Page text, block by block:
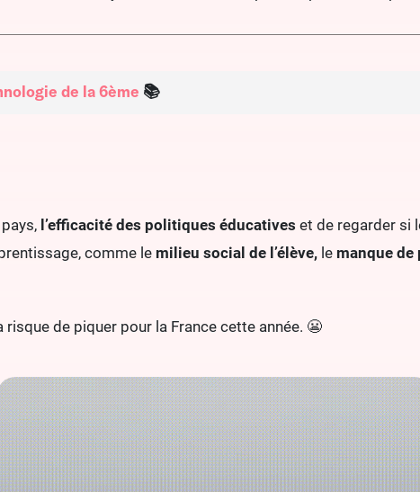
de la 6ème 📚
l’efficacité des politiques éducatives et de regarder si
comme le milieu social de l’élève, le manque de
de piquer pour la France cette année. 😬